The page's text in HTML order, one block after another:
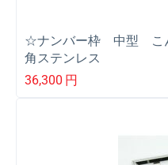
☆ナンバー枠 中型 こ
角ステンレス
36,300 円